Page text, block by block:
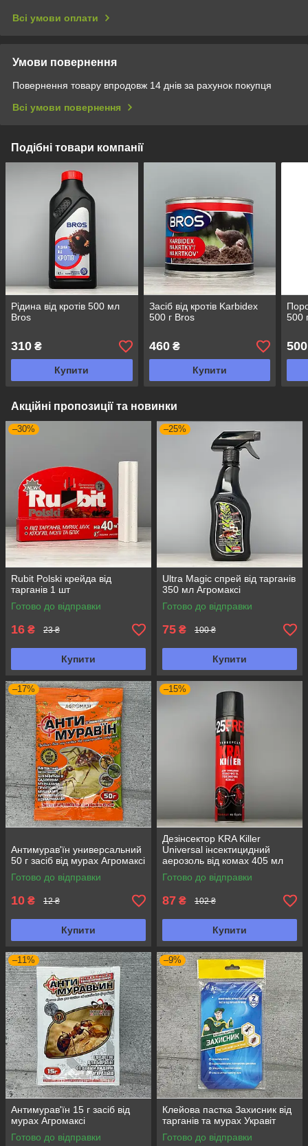
Всі умови оплати
Умови повернення
Повернення товару впродовж 14 днів за рахунок покупця
Всі умови повернення
Подібні товари компанії
Рідина від кротів 500 мл
Bros
310 ₴
Купити
Засіб від кротів Karbidex
500 г Bros
460₴
Купити
500
500
Акційні пропозиції та новинки
–30%
Rubit Polski крейда від
тарганів 1 шт
Готово до відправки
16 ₴ 23 ₴
Купити
–25%
Ultra Magic спрей від тарганів
350 мл Агромаксі
Готово до відправки
75 ₴ 100 ₴
Купити
–17%
Антимурав'їн универсальний
50 г засіб від мурах Агромаксі
Готово до відправки
10 ₴ 12 ₴
Купити
–15%
Дезінсектор KRA Killer
Universal інсектицидний
аерозоль від комах 405 мл
Готово до відправки
87 ₴ 102 ₴
Купити
–11%
Антимурав'їн 15 г засіб від
мурах Агромаксі
Готово до відправки
–9%
Клейова пастка Захисник від
тарганів та мурах Укравіт
Готово до відправки